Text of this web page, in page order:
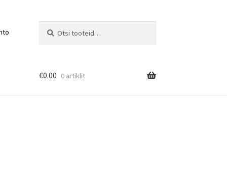
€0.00 0 artiklit